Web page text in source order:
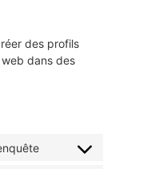
des profils
web dans des